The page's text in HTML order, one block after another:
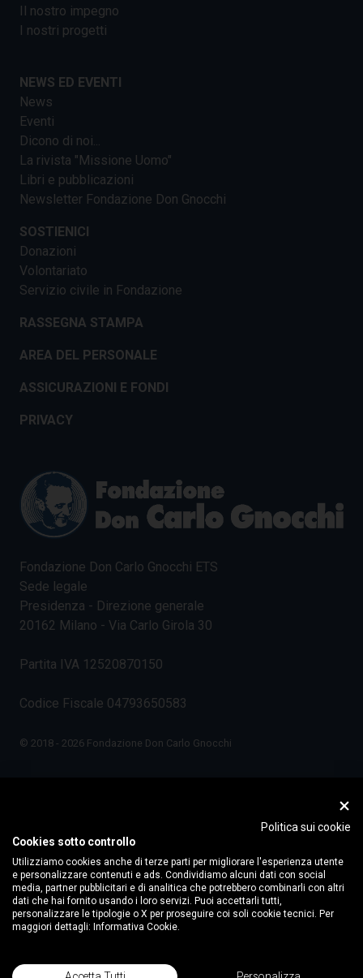
Il nostro impegno
I nostri progetti
NEWS ED EVENTI
News
Eventi
Dicono di noi...
La rivista "Missione Uomo"
Libri e pubblicazioni
Newsletter Fondazione Don Gnocchi
SOSTIENICI
Donazioni
Volontariato
Servizio civile in Fondazione
RASSEGNA STAMPA
AREA DEL PERSONALE
ASSICURAZIONI E FONDI
PRIVACY
Fondazione Don Carlo Gnocchi ETS
Sede legale
Presidenza - Direzione generale
20162 Milano - Via Carlo Girola 30
Partita IVA 12520870150
Codice Fiscale 04793650583
© 2018 - 2026 Fondazione Don Carlo Gnocchi
Politica sui cookie
Cookies sotto controllo
Utilizziamo cookies anche di terze parti per migliorare l'esperienza utente
e personalizzare contenuti e ads. Condividiamo alcuni dati con social
media, partner pubblicitari e di analitica che potrebbero combinarli con altri
dati che hai fornito usando i loro servizi. Puoi accettarli tutti,
personalizzare le tipologie o X per proseguire coi soli cookie tecnici. Per
maggiori dettagli: Informativa Cookie.